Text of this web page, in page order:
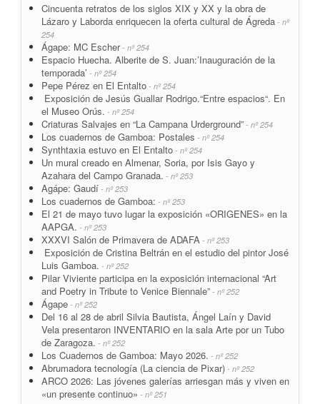
Cincuenta retratos de los siglos XIX y XX y la obra de
Lázaro y Laborda enriquecen la oferta cultural de Ágreda - nº
254
Ágape: MC Escher- nº 254
Espacio Huecha. Alberite de S. Juan:’Inauguración de la
temporada’ - nº 254
Pepe Pérez en El Entalto - nº 254
Exposición de Jesús Guallar Rodrigo.“Entre espacios“. En
el Museo Orús. - nº 254
Criaturas Salvajes en “La Campana Urderground” - nº 254
Los cuadernos de Gamboa: Postales - nº 254
Synthtaxia estuvo en El Entalto - nº 254
Un mural creado en Almenar, Soria, por Isis Gayo y
Azahara del Campo Granada. - nº 253
Agápe: Gaudí - nº 253
Los cuadernos de Gamboa: - nº 253
El 21 de mayo tuvo lugar la exposición «ORIGENES» en la
AAPGA. - nº 253
XXXVI Salón de Primavera de ADAFA - nº 253
Exposición de Cristina Beltrán en el estudio del pintor José
Luis Gamboa. - nº 252
Pilar Viviente participa en la exposición internacional “Art
and Poetry in Tribute to Venice Biennale” - nº 252
Ágape - nº 252
Del 16 al 28 de abril Silvia Bautista, Ángel Laín y David
Vela presentaron INVENTARIO en la sala Arte por un Tubo
de Zaragoza. - nº 252
Los Cuadernos de Gamboa: Mayo 2026. - nº 252
Abrumadora tecnología (La ciencia de Pixar) - nº 252
ARCO 2026: Las jóvenes galerías arriesgan más y viven en
«un presente continuo» - nº 251